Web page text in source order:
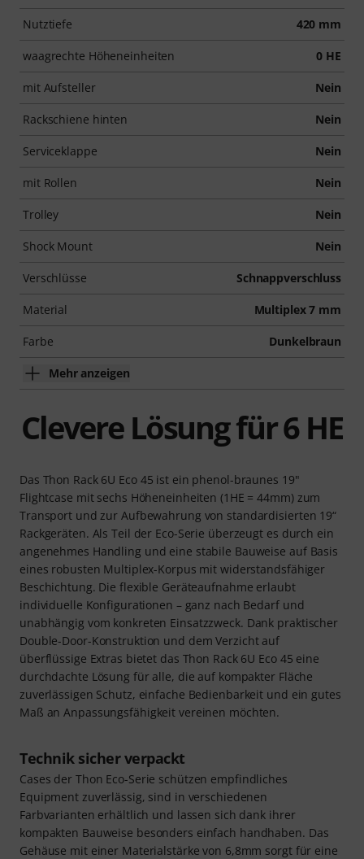
Nutztiefe 420 mm
waagrechte Höheneinheiten 0 HE
mit Aufsteller Nein
Rackschiene hinten Nein
Serviceklappe Nein
mit Rollen Nein
Trolley Nein
Shock Mount Nein
Verschlüsse Schnappverschluss
Material Multiplex 7 mm
Farbe Dunkelbraun
Mehr anzeigen
Clevere Lösung für 6 HE
Das Thon Rack 6U Eco 45 ist ein phenol-braunes 19"
Flightcase mit sechs Höheneinheiten (1HE = 44mm) zum
Transport und zur Aufbewahrung von standardisierten 19“
Rackgeräten. Als Teil der Eco-Serie überzeugt es durch ein
angenehmes Handling und eine stabile Bauweise auf Basis
eines robusten Multiplex-Korpus mit widerstandsfähiger
Beschichtung. Die flexible Geräteaufnahme erlaubt
individuelle Konfigurationen – ganz nach Bedarf und
unabhängig vom konkreten Einsatzzweck. Dank praktischer
Double-Door-Konstruktion und dem Verzicht auf
überflüssige Extras bietet das Thon Rack 6U Eco 45 eine
durchdachte Lösung für alle, die auf kompakter Fläche
zuverlässigen Schutz, einfache Bedienbarkeit und ein gutes
Maß an Anpassungsfähigkeit vereinen möchten.
Technik sicher verpackt
Cases der Thon Eco-Serie schützen empfindliches
Equipment zuverlässig, sind in verschiedenen
Farbvarianten erhältlich und lassen sich dank ihrer
kompakten Bauweise besonders einfach handhaben. Das
Gehäuse mit einer Materialstärke von 6,8mm sorgt für eine